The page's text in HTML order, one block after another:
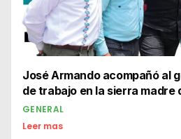
José Armando acompañó al
de trabajo en la sierra madre
GENERAL
Leer mas